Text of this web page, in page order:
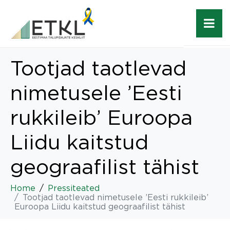
Tootjad taotlevad
nimetusele ’Eesti
rukkileib’ Euroopa
Liidu kaitstud
geograafilist tähist
Home
Pressiteated
Tootjad taotlevad nimetusele ’Eesti rukkileib’
Euroopa Liidu kaitstud geograafilist tähist